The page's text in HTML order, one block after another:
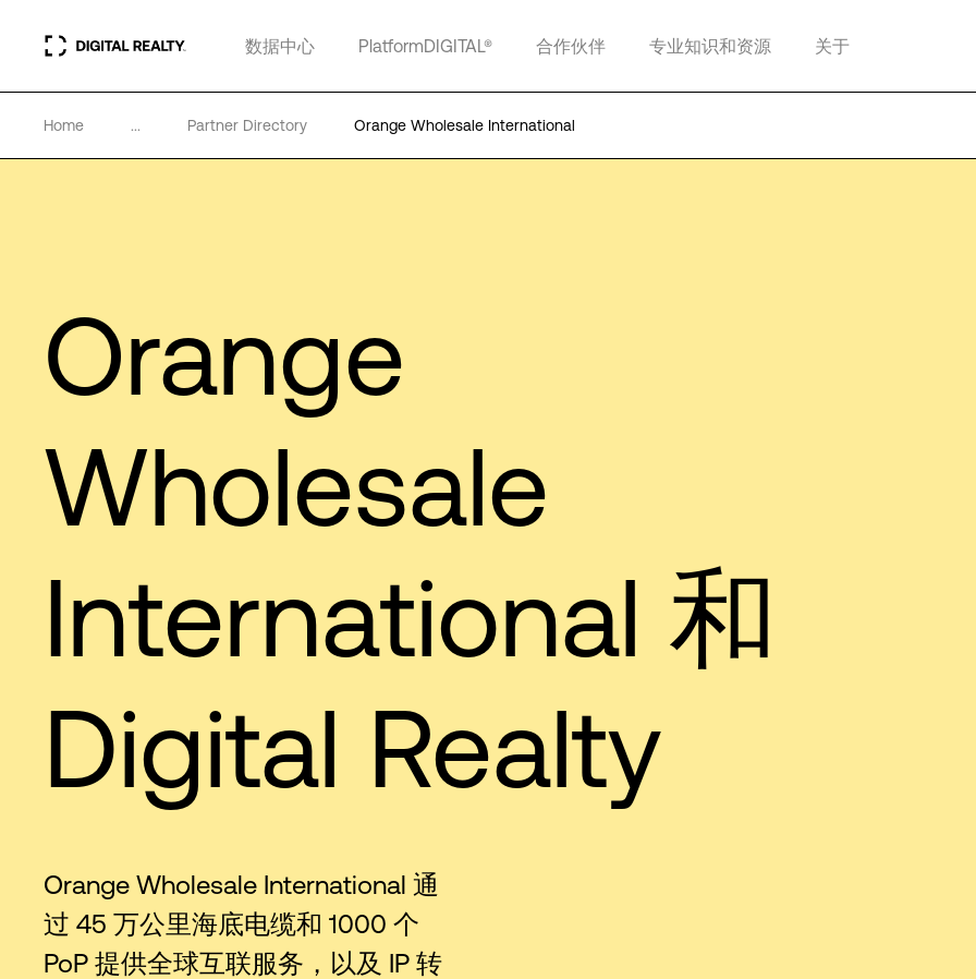
数据中心 PlatformDIGITAL® 合作伙伴 专业知识和资源 关于
Home ... Partner Directory Orange Wholesale International
Orange
Wholesale
International 和
Digital Realty
Orange Wholesale International 通
过 45 万公里海底电缆和 1000 个
PoP 提供全球互联服务，以及 IP 转